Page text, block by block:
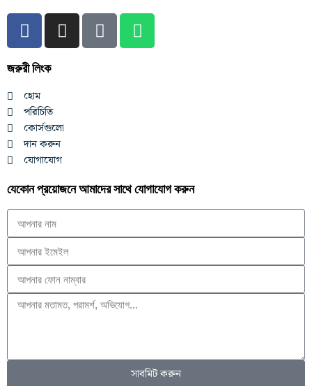
জরুরী লিংক
হোম
পরিচিতি
কোর্সগুলো
দান করুন
যোগাযোগ
যেকোন প্রয়োজনে আমাদের সাথে যোগাযোগ করুন
সাবমিট করুন